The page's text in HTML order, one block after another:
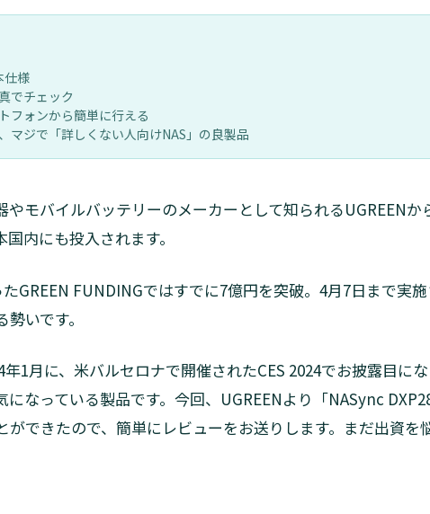
仕様
でチェック
フォンから簡単に行える
マジで「詳しくない人向けNAS」の良製品
やモバイルバッテリーのメーカーとして知られるUGREEN
内にも投入されます。
GREEN FUNDINGではすでに7億円を突破。4月7日まで実
いです。
1月に、米バルセロナで開催されたCES 2024でお披露目に
なっている製品です。今回、UGREENより「NASync
ができたので、簡単にレビューをお送りします。まだ出資を